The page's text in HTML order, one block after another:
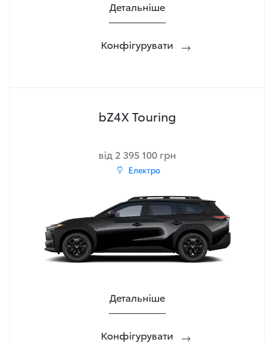
Детальніше
Конфігурувати
bZ4X Touring
від 2 395 100 грн
Електро
Детальніше
Конфігурувати